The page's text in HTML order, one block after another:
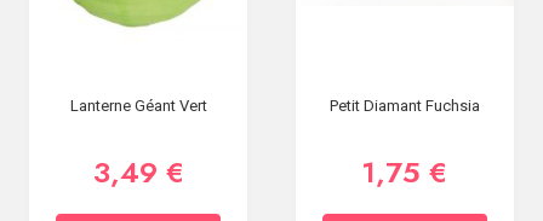
Lanterne Géant Vert
3,49 €
Petit Diamant Fuchsia
1,75 €